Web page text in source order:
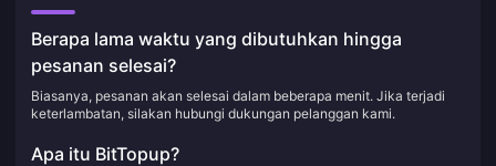
Berapa lama waktu yang dibutuhkan hingga
pesanan selesai?
Biasanya, pesanan akan selesai dalam beberapa menit. Jika terjadi
keterlambatan, silakan hubungi dukungan pelanggan kami.
Apa itu BitTopup?